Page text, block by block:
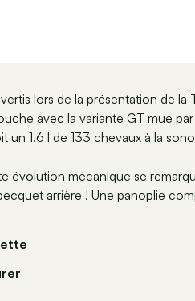
lors de la présentation de
avec la variante GT mue
un 1.6 l de 133 chevaux à la
évolution mécanique se
arrière ! Une panoplie